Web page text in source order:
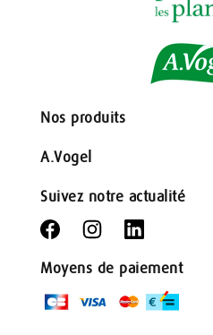
Nos produits
A.Vogel
Suivez notre actualité
Moyens de paiement